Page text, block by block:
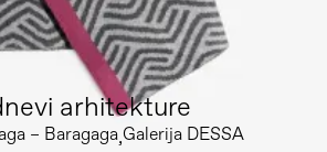
arhitekture
– Baragaga Galerija DESSA